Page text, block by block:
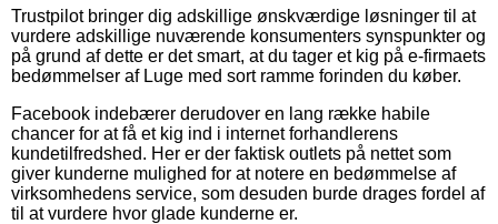
Trustpilot bringer dig adskillige ønskværdige løsninger til at
vurdere adskillige nuværende konsumenters synspunkter og
på grund af dette er det smart, at du tager et kig på e-firmaets
bedømmelser af Luge med sort ramme forinden du køber.
Facebook indebærer derudover en lang række habile
chancer for at få et kig ind i internet forhandlerens
kundetilfredshed. Her er der faktisk outlets på nettet som
giver kunderne mulighed for at notere en bedømmelse af
virksomhedens service, som desuden burde drages fordel af
til at vurdere hvor glade kunderne er.